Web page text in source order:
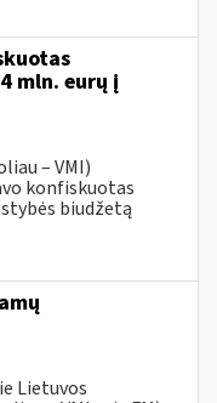
mln. eurų į
– VMI)
konfiskuotas
biudžetą
Lietuvos